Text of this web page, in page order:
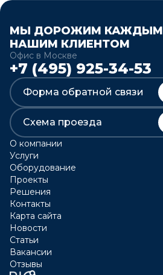
МЫ ДОРОЖИМ КАЖДЫМ
НАШИМ КЛИЕНТОМ
Офис в Москве
+7 (495) 925-34-53
Форма обратной связи
Схема проезда
О компании
Услуги
Оборудование
Проекты
Решения
Контакты
Карта сайта
Новости
Статьи
Вакансии
Отзывы